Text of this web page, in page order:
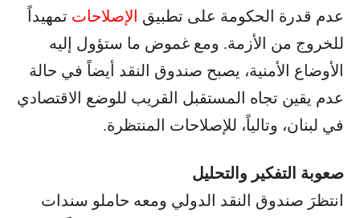
عدم قدرة الحكومة على تطبيق الإصلاحات تمهيداً
للخروج من الأزمة. ومع غموض ما ستؤول إليه
الأوضاع الأمنية، يصبح صندوق النقد أيضاً في حالة
عدم يقين تجاه المستقبل القريب للوضع الاقتصادي
في لبنان، وتالياً، للإصلاحات المنتظرة.
صعوبة التفكير والتحليل
انتظرَ صندوق النقد الدولي ومعه حاملو سندات